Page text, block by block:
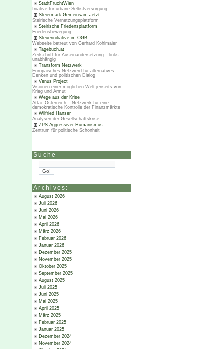
StadtFruchtWien
Iniative für urbane Selbstversorgung
Steiermark Gemeinsam Jetzt
Steirische Vernetzungsplattform
Steirische Friedensplattform
Friedensbewegung
Steuerinitiative im ÖGB
Webseite betreut von Gerhard Kohlmaier
Tagebuch.at
Zeitschrift für Auseinandersetzung – links –
unabhängig
Transform Netzwerk
Europäisches Netzwerd für alternatives
Denken und politischen Dialog
Venus Project
Visionen einer möglichen Welt jenseits von
Krieg und Armut
Wege aus der Krise
Attac Österreich – Netzwerk für eine
demokratische Kontrolle der Finanzmärkte
Wilfried Hanser
Analysen der Gesellschaftskrise
ZPS Aggressiver Humanismus
Zentrum für politische Schönheit
Suche
Archives:
August 2026
Juli 2026
Juni 2026
Mai 2026
April 2026
März 2026
Februar 2026
Januar 2026
Dezember 2025
November 2025
Oktober 2025
September 2025
August 2025
Juli 2025
Juni 2025
Mai 2025
April 2025
März 2025
Februar 2025
Januar 2025
Dezember 2024
November 2024